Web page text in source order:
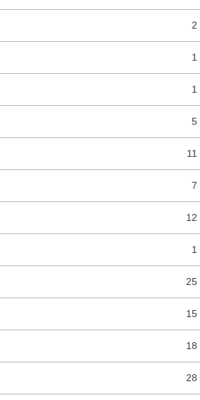
2
1
1
5
11
7
12
1
25
15
18
28